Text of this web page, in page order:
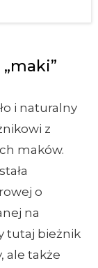
i naturalny
z
maków.
o
na
tutaj bieżnik
ale także